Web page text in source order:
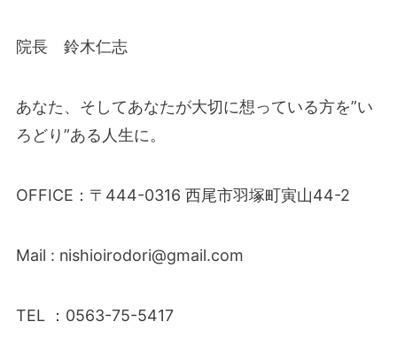
院長 鈴木仁志
あなた、そしてあなたが大切に想っている方を”い
ろどり”ある人生に。
OFFICE：〒444-0316 西尾市羽塚町寅山44-2
Mail : nishioirodori@gmail.com
TEL ：0563-75-5417